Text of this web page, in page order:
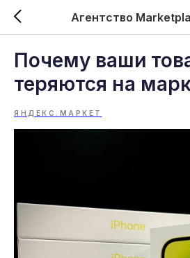
Агентство
Почему ваши
теряются на
ЯНДЕКС.МАРКЕТ